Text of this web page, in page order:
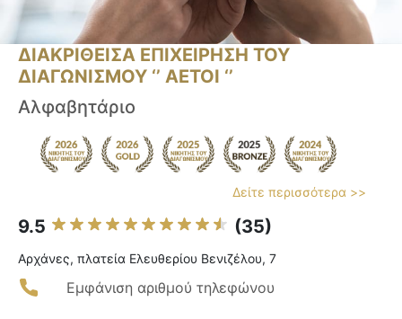
ΔΙΑΚΡΙΘΕΙΣΑ ΕΠΙΧΕΙΡΗΣΗ ΤΟΥ
ΔΙΑΓΩΝΙΣΜΟΥ ‘’ ΑΕΤΟΙ ‘’
Αλφαβητάριο
Δείτε περισσότερα >>
9.5 (35)
Αρχάνες, πλατεία Ελευθερίου Βενιζέλου, 7
Εμφάνιση αριθμού τηλεφώνου